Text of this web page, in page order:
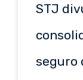
STJ
seguro